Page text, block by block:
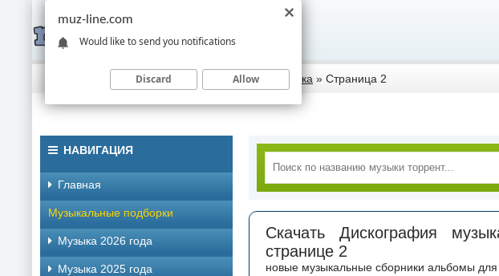
Скачать музыку торрентом Дискография музыка » Страница 2
Скачать Дискография
странице 2
новые музыкальные сборники альбомы для
НАВИГАЦИЯ
Главная
Музыкальные подборки
Музыка 2026 года
Музыка 2025 года
muz-line.com
Would like to send you notifications
Discard Allow